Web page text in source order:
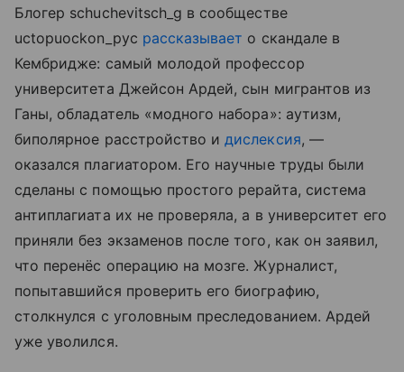
Блогер schuchevitsch_g в сообществе
uctopuockon_pyc рассказывает о скандале в
Кембридже: самый молодой профессор
университета Джейсон Ардей, сын мигрантов из
Ганы, обладатель «модного набора»: аутизм,
биполярное расстройство идислексия, —
оказался плагиатором. Его научные труды были
сделаны с помощью простого рерайта, система
антиплагиата их не проверяла, а в университет его
приняли без экзаменов после того, как он заявил,
что перенёс операцию на мозге. Журналист,
попытавшийся проверить его биографию,
столкнулся с уголовным преследованием. Ардей
уже уволился.